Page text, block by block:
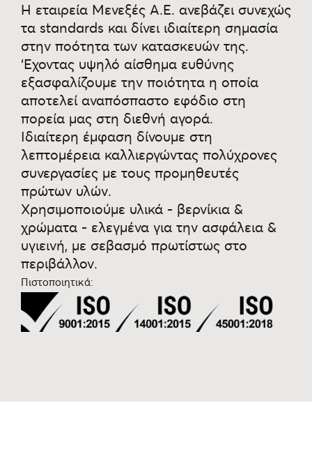
Η εταιρεία Μενεξές Α.Ε. ανεβάζει συνεχώς
τα standards και δίνει ιδιαίτερη σημασία
στην ποότητα των κατασκευών της.
‘Εχοντας υψηλό αίσθημα ευθύνης
εξασφαλίζουμε την ποιότητα η οποία
αποτελεί αναπόσπαστο εφόδιο στη
πορεία μας στη διεθνή αγορά.
Ιδιαίτερη έμφαση δίνουμε στη
λεπτομέρεια καλλιεργώντας πολύχρονες
συνεργασίες με τους προμηθευτές
πρώτων υλών.
Χρησιμοποιούμε υλικά - βερνίκια &
χρώματα - ελεγμένα για την ασφάλεια &
υγιεινή, με σεβασμό πρωτίστως στο
περιβάλλον.
Πιστοποιητικά: